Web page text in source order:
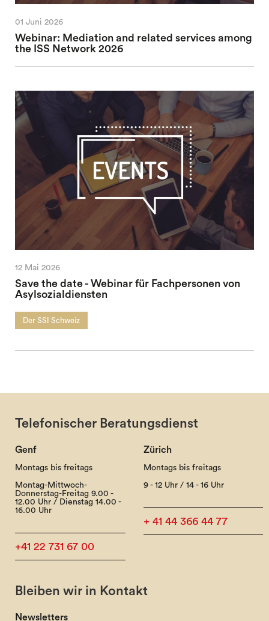
01 Juni 2026
Webinar: Mediation and related services among
the ISS Network 2026
12 Mai 2026
Save the date - Webinar für Fachpersonen von
Asylsozialdiensten
Der SSI Schweiz
Telefonischer Beratungsdienst
Genf
Montags bis freitags
Montag-Mittwoch-
Donnerstag-Freitag 9.00 -
12.00 Uhr / Dienstag 14.00 -
16.00 Uhr
+41 22 731 67 00
Zürich
Montags bis freitags
9 - 12 Uhr / 14 - 16 Uhr
+ 41 44 366 44 77
Bleiben wir in Kontakt
Newsletters